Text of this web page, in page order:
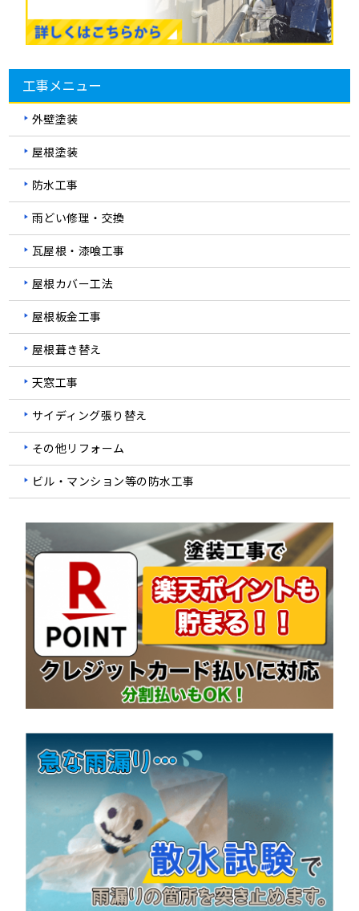
工事メニュー
外壁塗装
屋根塗装
防水工事
雨どい修理・交換
瓦屋根・漆喰工事
屋根カバー工法
屋根板金工事
屋根葺き替え
天窓工事
サイディング張り替え
その他リフォーム
ビル・マンション等の防水工事